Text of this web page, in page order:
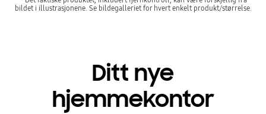
bildet i illustrasjonene. Se bildegalleriet for hvert enkelt produkt/størrelse.
Ditt nye
hjemmekontor